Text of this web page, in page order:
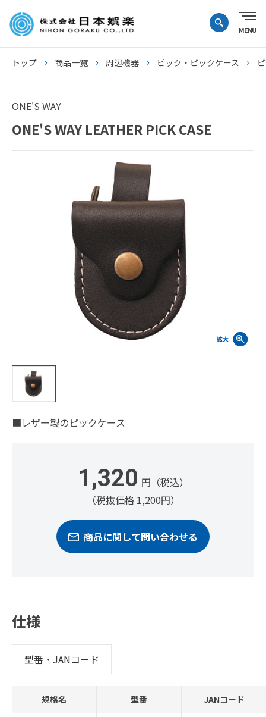
トップ 商品一覧 周辺機器 ピック・ピックケース
ONE'S WAY
ONE'S WAY LEATHER PICK CASE
■レザー製のピックケース
1,320 円（税込）
（税抜価格 1,200円）
商品に関して問い合わせる
仕様
型番・JANコード
規格名 型番 JANコード